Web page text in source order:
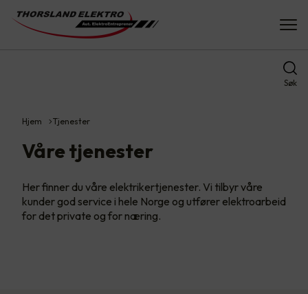
Søk
Hjem Tjenester
Våre tjenester
Her finner du våre elektrikertjenester. Vi tilbyr våre
kunder god service i hele Norge og utfører elektroarbeid
for det private og for næring.